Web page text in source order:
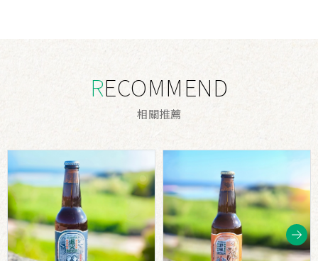
RECOMMEND
相關推薦